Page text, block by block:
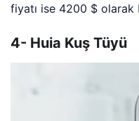
fiyatı ise 4200 $ olarak
4- Huia Kuş Tüyü